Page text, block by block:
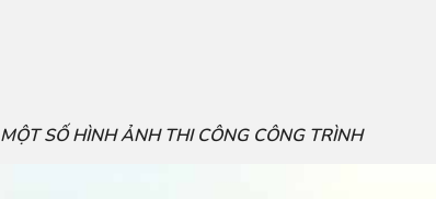
MỘT SỐ HÌNH ẢNH THI CÔNG CÔNG TRÌNH